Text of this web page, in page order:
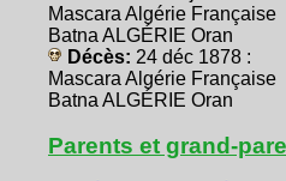
Mascara Algérie Française
Batna ALGÉRIE Oran
Décès: 24 déc 1878 :
Mascara Algérie Française
Batna ALGÉRIE Oran
Parents et grand-